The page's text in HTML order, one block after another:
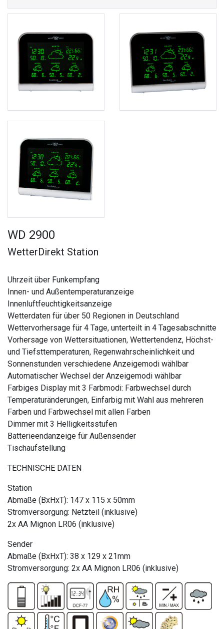
WD 2900
WetterDirekt Station
Uhrzeit über Funkempfang
Innen- und Außentemperaturanzeige
Innenluftfeuchtigkeitsanzeige
Wetterdaten für über 50 Regionen in Deutschland
Wettervorhersage für 4 Tage, unterteilt in 4 Tagesabschnitte
Vorhersage von Wettersituationen, Wettertendenz, Höchst-
und Tiefsttemperaturen, Regenwahrscheinlichkeit und
Sonnenstunden verschiedene Anzeigemodi wählbar
Automatischer Wechsel der Anzeigemodi wählbar
Farbiges Display mit 3 Farbmodi: Farbwechsel durch
Temperaturänderungen, Einfarbig mit Wahl aus mehreren
Farben und Farbwechsel mit allen Farben
Dimmer mit 3 Helligkeitsstufen
Batterieendanzeige für Außensender
Tischaufstellung
TECHNISCHE DATEN
Station
Abmaße (BxHxT): 147 x 115 x 50mm
Stromversorgung: Netzteil (inklusive)
2x AA Mignon LR06 (inklusive)
Sender
Abmaße (BxHxT): 38 x 129 x 21mm
Stromversorgung: 2x AA Mignon LR06 (inklusive)